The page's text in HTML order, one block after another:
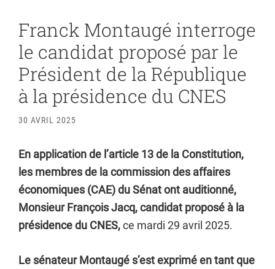
Franck Montaugé interroge
le candidat proposé par le
Président de la République
à la présidence du CNES
30 AVRIL 2025
En application de l’article 13 de la Constitution,
les membres de la commission des affaires
économiques (CAE) du Sénat ont auditionné,
Monsieur François Jacq, candidat proposé à la
présidence du CNES,ce mardi 29 avril 2025.
Le sénateur Montaugé s’est exprimé en tant que